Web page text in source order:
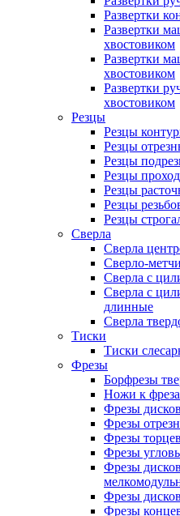
Развертки
Развертки
хвостовиком
Развертки
хвостовиком
Развертки
хвостовиком
Резцы
Резцы
Резцы
Резцы
Резцы
Резцы
Резцы
Резцы
Сверла
Сверла
Сверло-
Сверла с
Сверла с
длинные
Сверла
Тиски
Тиски
Фрезы
Борфрезы
Ножи к
Фрезы
Фрезы
Фрезы
Фрезы
Фрезы
Фрезы
Фрезы